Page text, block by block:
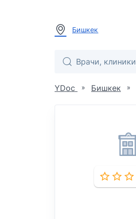
Бишкек
YDoc » Бишкек »